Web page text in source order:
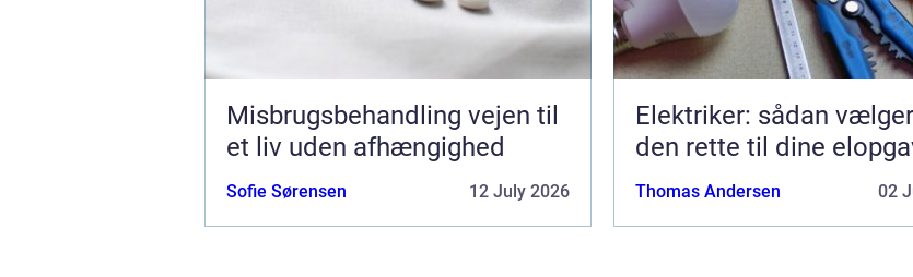
Misbrugsbehandling vejen til
et liv uden afhængighed
Sofie Sørensen 12 July 2026
Elektriker: sådan
den rette til dine
Thomas Andersen 02